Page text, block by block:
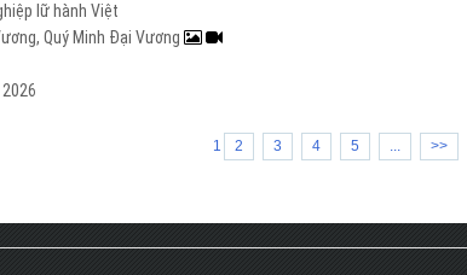
lữ hành Việt
Quý Minh Đại Vương
1 2 3 4 5 ... >>